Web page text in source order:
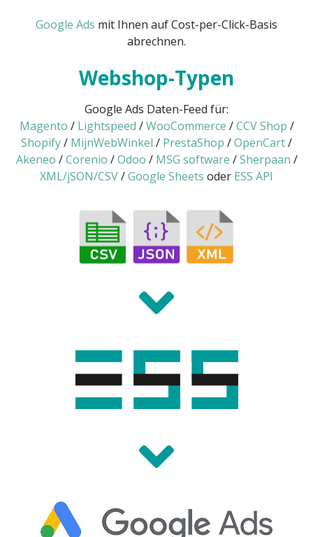
Google Ads mit Ihnen auf Cost-per-Click-Basis
abrechnen.
Webshop-Typen
Google Ads Daten-Feed für:
Magento / Lightspeed /WooCommerce /CCV Shop /
Shopify/ MijnWebWinkel / PrestaShop /OpenCart/
Akeneo /Corenio /Odoo / MSG software /Sherpaan /
XML/jSON/CSV/Google Sheets oder ESS API